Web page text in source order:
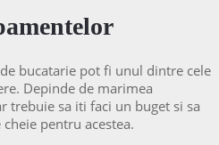
bucatarie pot fi unul dintre cele
Depinde de marimea
trebuie sa iti faci un buget si sa
pentru acestea.